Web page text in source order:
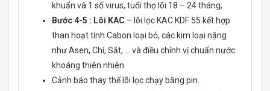
khuẩn và 1 số virus, tuổi thọ lõi 18 – 24 tháng;
Bước 4-5 : Lõi KAC – lõi lọc KAC KDF 55 kết hợp
than hoạt tính Cabon loại bỏ, các kim loại nặng
như Asen, Chì, Sắt, … và điều chỉnh vị chuẩn nước
khoáng thiên nhiên
Cảnh báo thay thế lõi lọc chạy bằng pin.